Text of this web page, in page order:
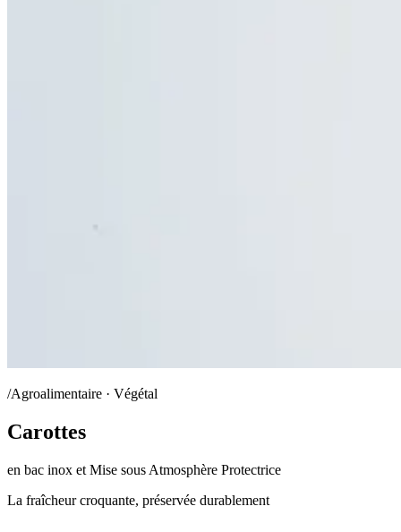
/Agroalimentaire · Végétal
Carottes
en bac inox et Mise sous Atmosphère Protectrice
La fraîcheur croquante, préservée durablement